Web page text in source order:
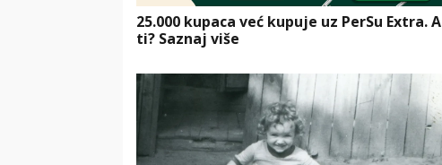
25.000 kupaca već kupuje uz PerSu Extra. A
ti? Saznaj više